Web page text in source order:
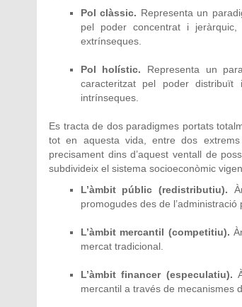
Pol clàssic. Representa un
pel poder concentrat i
extrínseques.
Pol holístic. Representa un
caracteritzat pel poder
intrínseques.
Es tracta de dos paradigmes portats
tot en aquesta vida, entre dos
precisament dins d’aquest ventall de
subdivideix el sistema socioeconòmic
L’àmbit públic (redistributiu).
promogudes des de l’administració
L’àmbit mercantil (competitiu).
mercat tradicional.
L’àmbit financer (especulatiu).
mercantil a través de mecanismes